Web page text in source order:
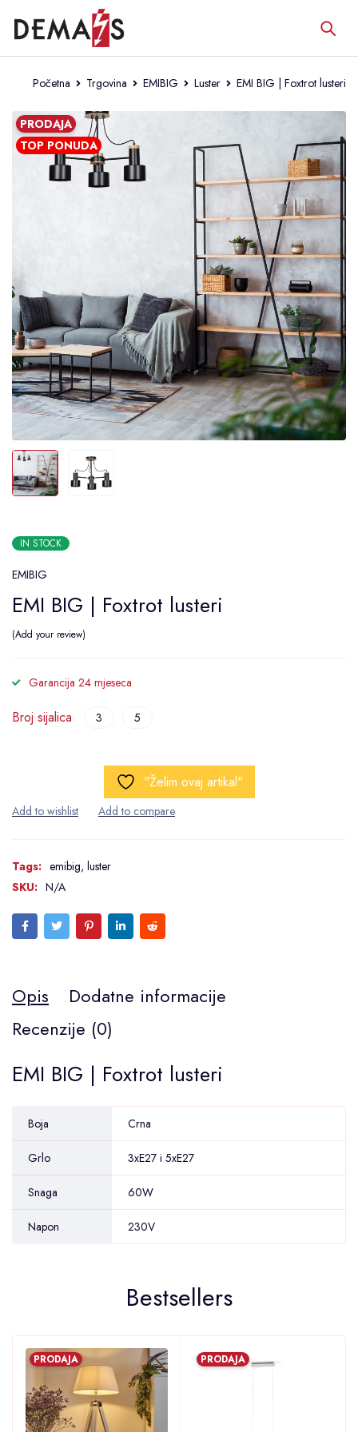
Početna Trgovina EMIBIG Luster EMI BIG | Foxtrot lusteri
PRODAJA
TOP PONUDA
IN STOCK
EMIBIG
EMI BIG | Foxtrot lusteri
Add your review
Garancija 24 mjeseca
Broj sijalica 3 5
"Želim ovaj artikal"
Tags: emibig, luster
SKU: N/A
Opis
Dodatne informacije
Recenzije (0)
EMI BIG | Foxtrot lusteri
Boja Crna
Grlo 3xE27 i 5xE27
Snaga 60W
Napon 230V
Bestsellers
PRODAJA PRODAJA